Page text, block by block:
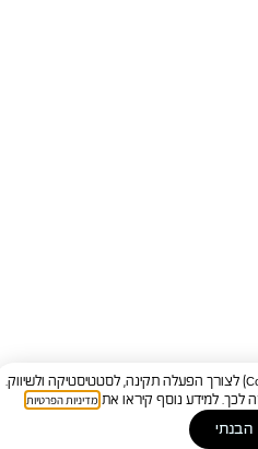
באתר זה נעשה שימוש בעוגיות (Cookies) לצורך הפעלה תקינה, לסטטיסטיקה ולשיווק.
למידע נוסף קיראו את מדיניות הפרטיות
הבנתי